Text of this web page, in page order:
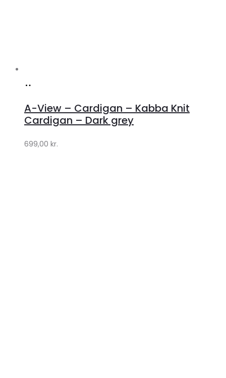
Lykke
Lykke
A-View – Cardigan – Kabba Knit
Cardigan – Dark grey
699,00 kr.